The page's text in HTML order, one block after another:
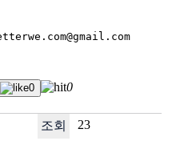
0 0
23